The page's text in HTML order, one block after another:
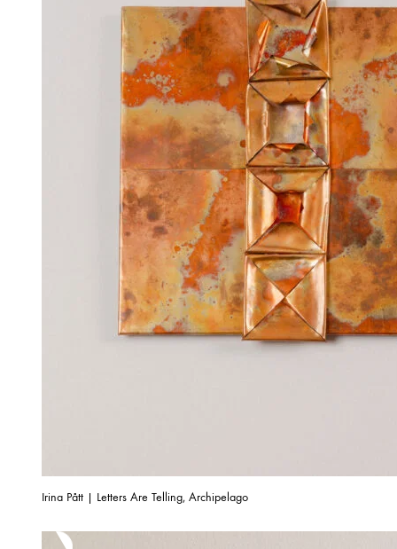
Irina Pått | Letters Are Telling, Archipelago